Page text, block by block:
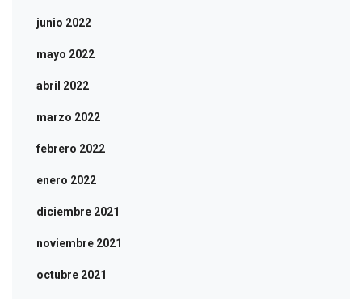
junio 2022
mayo 2022
abril 2022
marzo 2022
febrero 2022
enero 2022
diciembre 2021
noviembre 2021
octubre 2021